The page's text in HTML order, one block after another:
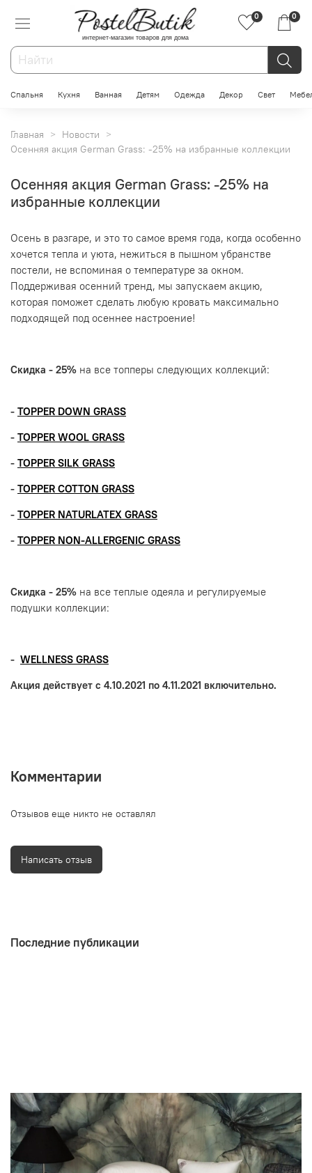
интернет-магазин товаров для дома
0 0
Спальня Кухня Ванная Детям Одежда Декор Свет
Главная
Новости
Осенняя акция German Grass: -25% на избранные коллекции
Осенняя акция German Grass: -25% на
избранные коллекции
Осень в разгаре, и это то самое время года, когда особенно
хочется тепла и уюта, нежиться в пышном убранстве
постели, не вспоминая о температуре за окном.
Поддерживая осенний тренд, мы запускаем акцию,
которая поможет сделать любую кровать максимально
подходящей под осеннее настроение!
Скидка - 25% на все топперы следующих коллекций:
- TOPPER DOWN GRASS
- TOPPER WOOL GRASS
- TOPPER SILK GRASS
- TOPPER СOTTON GRASS
- TOPPER NATURLATEX GRASS
- TOPPER NON-ALLERGENIC GRASS
Скидка - 25% на все теплые одеяла и регулируемые
подушки коллекции:
- WELLNESS GRASS
Акция действует с 4.10.2021 по 4.11.2021 включительно.
Комментарии
Отзывов еще никто не оставлял
Написать отзыв
Последние публикации